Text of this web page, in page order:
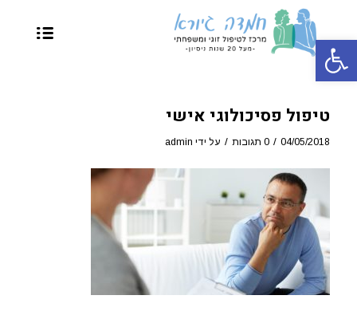
פתח סרגל נגישות
טיפול פסיכולוגי אישי
04/05/2018
/ 0 תגובות / על ידי admin